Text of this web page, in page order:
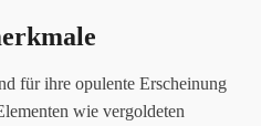
für ihre opulente Erscheinung
wie vergoldeten